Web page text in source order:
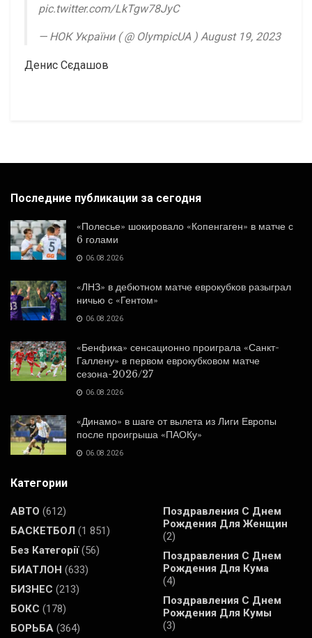
pic.twitter.com/LkTgw78JyC
— НОК України ( @ OlympicUA ) August 19, 2023
Денис Сєдашов
Последние публикации за сегодня
«Полесье» шокировало «Копенгаген» в матче с
6 голами
06.08.2026
«ЛНЗ» в дебютном матче еврокубков разыграл
ничью с «Гентом»
06.08.2026
«Бенфика» сенсационно проиграла «Санкт-
Галлену» в первом еврокубковом матче
сезона-2026/27
06.08.2026
«Динамо» в шаге от вылета из Лиги Европы
после проигрыша «ПАОКу»
06.08.2026
Категории
АВТО (612)
БАСКЕТБОЛ (1 851)
Без Категорії(56)
БИАТЛОН (633)
БИЗНЕС (213)
БОКС (178)
БОРЬБА (364)
Поздравления С Днем
Рождения Для Женщин
(2)
Поздравления С Днем
Рождения Для Кума
(4)
Поздравления С Днем
Рождения Для Кумы
(3)